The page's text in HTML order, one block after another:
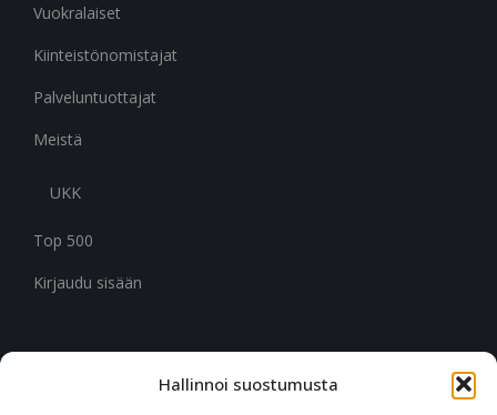
Hallinnoi suostumusta
Vuokralaiset
Kiinteistönomistajat
Palveluntuottajat
Meistä
UKK
Top 500
Kirjaudu sisään
CITYMARK SUOMI